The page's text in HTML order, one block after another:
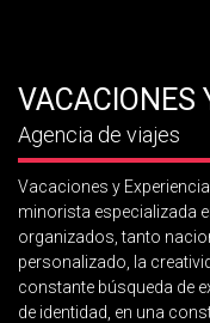
VACACIONES
Agencia de viajes
Vacaciones y
minorista especializada
organizados, tanto
personalizado, la
constante búsqueda de
de identidad, en una